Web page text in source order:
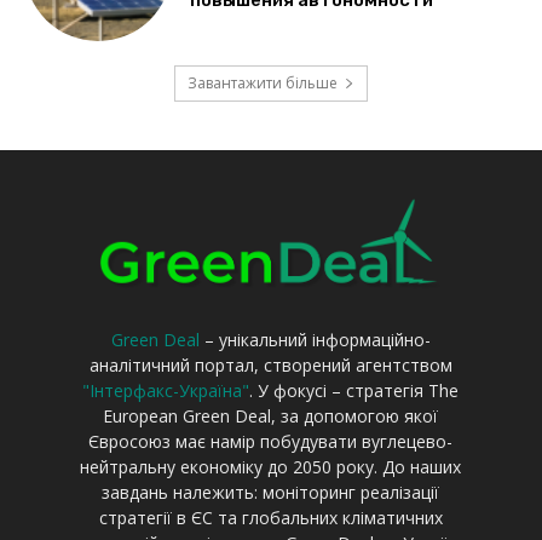
Green Deal – унікальний інформаційно-
аналітичний портал, створений агентством
"Інтерфакс-Україна". У фокусі – стратегія The
European Green Deal, за допомогою якої
Євросоюз має намір побудувати вуглецево-
нейтральну економіку до 2050 року. До наших
завдань належить: моніторинг реалізації
стратегії в ЄС та глобальних кліматичних